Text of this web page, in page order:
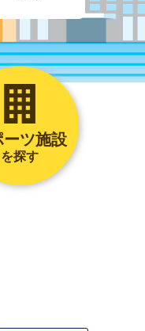
ーツ施設
を探す